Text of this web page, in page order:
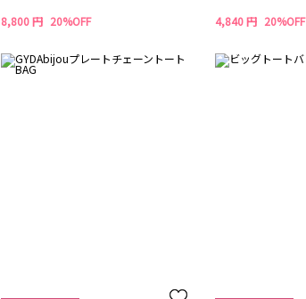
8,800 円 20%OFF 4,840 円 20%OFF